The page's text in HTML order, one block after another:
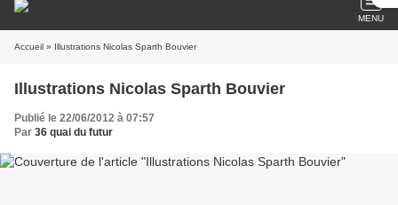
MENU
Accueil » Illustrations Nicolas Sparth Bouvier
Illustrations Nicolas Sparth Bouvier
Publié le 22/06/2012 à 07:57
Par 36 quai du futur